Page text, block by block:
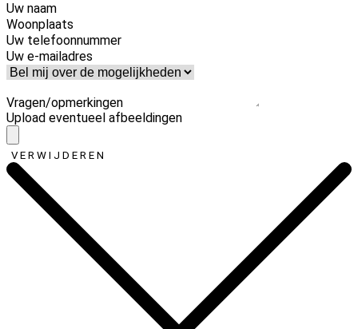
Uw naam
Woonplaats
Uw telefoonnummer
Uw e-mailadres
Vragen/opmerkingen
Upload eventueel afbeeldingen
VERWIJDEREN